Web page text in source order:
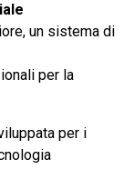
un sistema di
per la
per i